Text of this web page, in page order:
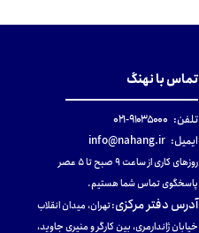
تماس با نهنگ
تلفن: ۹۱۰۳۵۰۰۰-۰۲۱
ایمیل: info@nahang.ir
روزهای کاری از ساعت ۹ صبح تا ۵ عصر
پاسخگوی تماس شما هستیم.
آدرس دفتر مرکزی:تهران، میدان انقلاب
خیابان ژاندارمری، بین کارگر و منیری جاوید،